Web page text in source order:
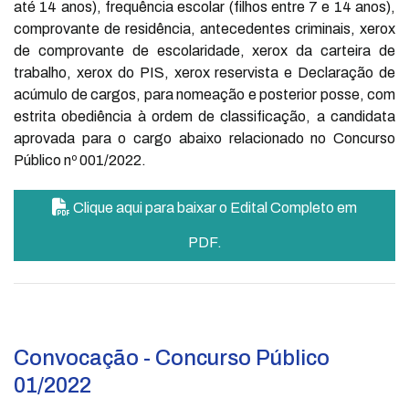
até 14 anos), frequência escolar (filhos entre 7 e 14 anos),
comprovante de residência, antecedentes criminais, xerox
de comprovante de escolaridade, xerox da carteira de
trabalho, xerox do PIS, xerox reservista e Declaração de
acúmulo de cargos, para nomeação e posterior posse, com
estrita obediência à ordem de classificação, a candidata
aprovada para o cargo abaixo relacionado no Concurso
Público nº 001/2022.
Clique aqui para baixar o Edital Completo em
PDF.
Convocação - Concurso Público
01/2022